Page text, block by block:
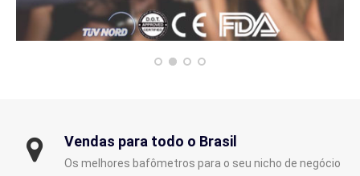
Vendas para todo o Brasil
Os melhores bafômetros para o seu nicho de negócio